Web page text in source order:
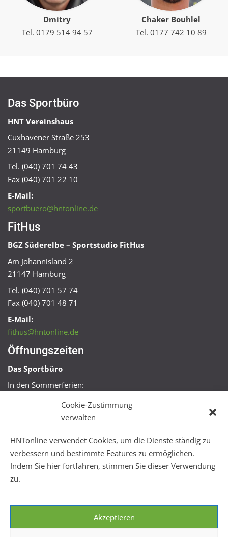
Cookie-Zustimmung
verwalten
HNTonline verwendet Cookies, um die Dienste ständig zu
verbessern und bestimmte Features zu ermöglichen.
Indem Sie hier fortfahren, stimmen Sie dieser Verwendung
zu.
Akzeptieren
Dmitry
Tel. 0179 514 94 57
Chaker Bouhlel
Tel. 0177 742 10 89
Das Sportbüro
HNT Vereinshaus
Cuxhavener Straße 253
21149 Hamburg
Tel. (040) 701 74 43
Fax (040) 701 22 10
E-Mail:
sportbuero@hntonline.de
FitHus
BGZ Süderelbe – Sportstudio FitHus
Am Johannisland 2
21147 Hamburg
Tel. (040) 701 57 74
Fax (040) 701 48 71
E-Mail:
fithus@hntonline.de
Öffnungszeiten
Das Sportbüro
In den Sommerferien:
Mo + Mi 16:00 – 18:00 Uhr
Mo – Fr 08:00 – 22:00 Uhr
Sa + So 10:00 – 18:00 Uhr